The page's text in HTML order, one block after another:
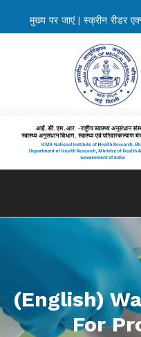
मुख्य पर जाएं | स्क्रीन रीडर
(English)
For